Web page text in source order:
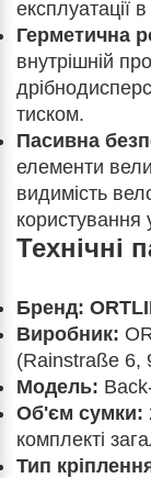
експлуатації
Герметична
внутрішній
тиском.
Пасивна
елементи
видимість
користування
Технічні
Бренд:
Виробник:
(Rainstraße 6,
Модель:
Об'єм сумки:
комплекті
Тип